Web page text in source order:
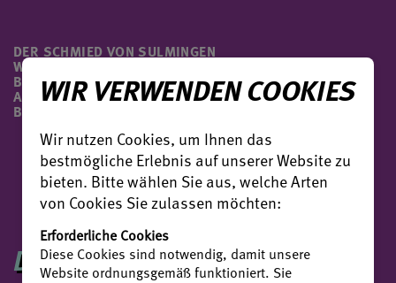
WIR VERWENDEN COOKIES
Wir nutzen Cookies, um Ihnen das
bestmögliche Erlebnis auf unserer Website zu
bieten. Bitte wählen Sie aus, welche Arten
von Cookies Sie zulassen möchten:
Erforderliche Cookies
Diese Cookies sind notwendig, damit unsere
Website ordnungsgemäß funktioniert. Sie
DER SCHMIED VON SULMINGEN
WAR EIN ANFÜHRER DES
BALTRINGER HAUFENS UND NAHM
AM MEMMINGER
BAUERNPARLAMENT TEIL.
DIE HISTORISCHE FIGUR